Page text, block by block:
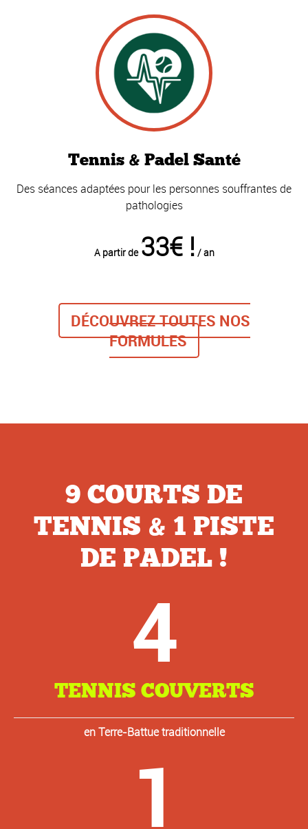
Tennis & Padel Santé
Des séances adaptées pour les personnes souffrantes de
pathologies
A partir de 33€ ! / an
DÉCOUVREZ TOUTES NOS
FORMULES
9 COURTS DE
TENNIS & 1 PISTE
DE PADEL !
4
TENNIS COUVERTS
en Terre-Battue traditionnelle
1